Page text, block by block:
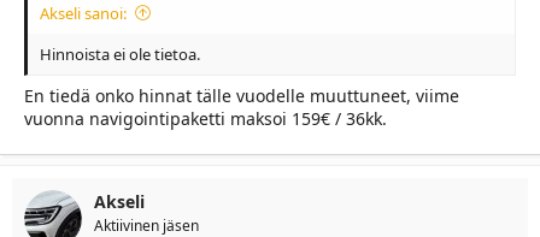
Akseli sanoi:
Hinnoista ei ole tietoa.
En tiedä onko hinnat tälle vuodelle muuttuneet, viime
vuonna navigointipaketti maksoi 159€ / 36kk.
Akseli
Aktiivinen jäsen